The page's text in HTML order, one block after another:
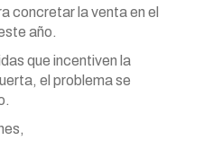
concretar la venta en el
año.
que incentiven la
el problema se